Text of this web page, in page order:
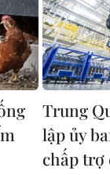
Trung
lập ủy
chấp trợ